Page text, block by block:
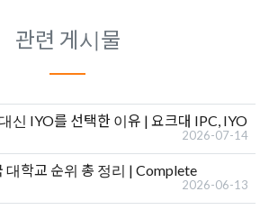
관련 게시물
신 IYO를 선택한 이유 | 요크대 IPC, IYO
2026-07-14
대학교 순위 총 정리 | Complete
2026-06-13